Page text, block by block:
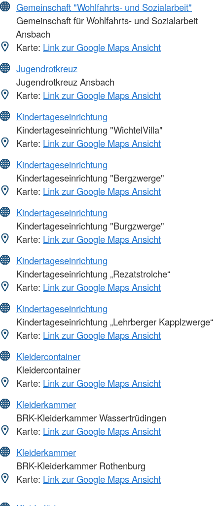
Gemeinschaft "Wohlfahrts- und Sozialarbeit"
Gemeinschaft für Wohlfahrts- und Sozialarbeit
Ansbach
Karte: Link zur Google Maps Ansicht
Jugendrotkreuz
Jugendrotkreuz Ansbach
Karte: Link zur Google Maps Ansicht
Kindertageseinrichtung
Kindertageseinrichtung "WichtelVilla"
Karte: Link zur Google Maps Ansicht
Kindertageseinrichtung
Kindertageseinrichtung "Bergzwerge"
Karte: Link zur Google Maps Ansicht
Kindertageseinrichtung
Kindertageseinrichtung "Burgzwerge"
Karte: Link zur Google Maps Ansicht
Kindertageseinrichtung
Kindertageseinrichtung „Rezatstrolche“
Karte: Link zur Google Maps Ansicht
Kindertageseinrichtung
Kindertageseinrichtung „Lehrberger Kapplzwerge“
Karte: Link zur Google Maps Ansicht
Kleidercontainer
Kleidercontainer
Karte: Link zur Google Maps Ansicht
Kleiderkammer
BRK-Kleiderkammer Wassertrüdingen
Karte: Link zur Google Maps Ansicht
Kleiderkammer
BRK-Kleiderkammer Rothenburg
Karte: Link zur Google Maps Ansicht